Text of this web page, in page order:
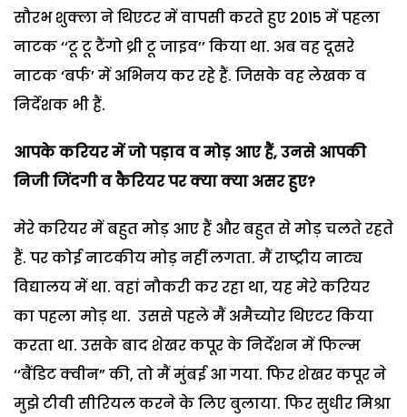
सौरभ शुक्ला ने थिएटर में वापसी करते हुए 2015 में पहला
नाटक ‘‘टू टू टैंगो थ्री टू जाइव’’ किया था. अब वह दूसरे
नाटक ‘बर्फ’ में अभिनय कर रहे हैं. जिसके वह लेखक व
निर्देशक भी हैं.
आपके करियर में जो पड़ाव व मोड़ आए हैं,उनसे आपकी
निजी जिंदगी व कैरियर पर क्या क्या असर हुए?
मेरे करियर में बहुत मोड़ आए हैं और बहुत से मोड़ चलते रहते
हैं. पर कोई नाटकीय मोड़ नहीं लगता. मैं राष्ट्रीय नाट्य
विद्यालय में था. वहां नौकरी कर रहा था, यह मेरे करियर
का पहला मोड़ था. उससे पहले मैं अमैच्योर थिएटर किया
करता था. उसके बाद शेखर कपूर के निर्देशन में फिल्म
‘‘बैंडिट क्वीन” की, तो मैं मुंबई आ गया. फिर शेखर कपूर ने
मुझे टीवी सीरियल करने के लिए बुलाया. फिर सुधीर मिश्रा